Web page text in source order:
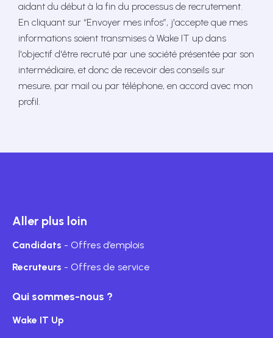
aidant du début à la fin du processus de recrutement.
En cliquant sur “Envoyer mes infos”, j'accepte que mes
informations soient transmises à Wake IT up dans
l'objectif d'être recruté par une société présentée par son
intermédiaire, et donc de recevoir des conseils sur
mesure, par mail ou par téléphone, en accord avec mon
profil.
Aller plus loin
Candidats - Offres d’emplois
Recruteurs - Offres de service
Qui sommes-nous ?
Wake IT Up